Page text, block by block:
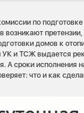
по
домов к
и ТСЖ выдается
А сроки исполнения
что и как